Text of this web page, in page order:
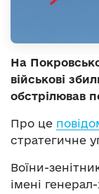
На
військові
обстрілював
Про це
стратегичне
Воїни-
імені